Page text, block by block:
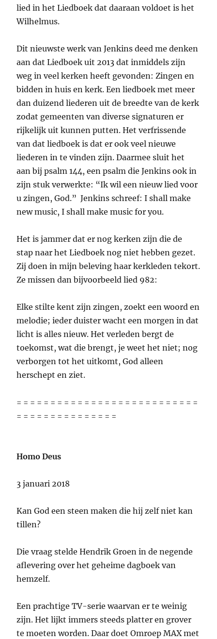
lied in het Liedboek dat daaraan voldoet is het
Wilhelmus.
Dit nieuwste werk van Jenkins deed me denken
aan dat Liedboek uit 2013 dat inmiddels zijn
weg in veel kerken heeft gevonden: Zingen en
bidden in huis en kerk. Een liedboek met meer
dan duizend liederen uit de breedte van de kerk
zodat gemeenten van diverse signaturen er
rijkelijk uit kunnen putten. Het verfrissende
van dat liedboek is dat er ook veel nieuwe
liederen in te vinden zijn. Daarmee sluit het
aan bij psalm 144, een psalm die Jenkins ook in
zijn stuk verwerkte: “Ik wil een nieuw lied voor
u zingen, God.” Jenkins schreef: I shall make
new music, I shall make music for you.
Het is jammer dat er nog kerken zijn die de
stap naar het Liedboek nog niet hebben gezet.
Zij doen in mijn beleving haar kerkleden tekort.
Ze missen dan bijvoorbeeld lied 982:
Elke stilte kent zijn zingen, zoekt een woord en
melodie; ieder duister wacht een morgen in dat
licht is alles nieuw. Het verleden bergt de
toekomst, wat die brengt, je weet het niet; nog
verborgen tot het uitkomt, God alleen
herschept en ziet.
= = = = = = = = = = = = = = = = = = = = = = = = = = =
= = = = = = = = = = = = = = =
Homo Deus
3 januari 2018
Kan God een steen maken die hij zelf niet kan
tillen?
Die vraag stelde Hendrik Groen in de negende
aflevering over het geheime dagboek van
hemzelf.
Een prachtige TV-serie waarvan er te weinig
zijn. Het lijkt immers steeds platter en grover
te moeten worden. Daar doet Omroep MAX met